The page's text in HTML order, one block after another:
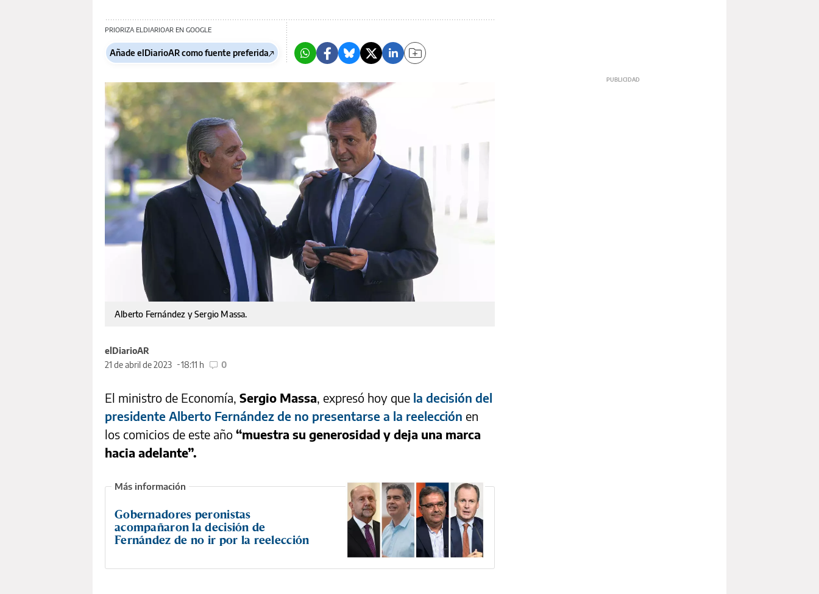
PRIORIZA ELDIARIOAR EN GOOGLE
Añade elDiarioAR como fuente preferida
Alberto Fernández y Sergio Massa.
elDiarioAR
21 de abril de 2023
18:11 h 0
El ministro de Economía, Sergio Massa, expresó hoy que la decisión del
presidente Alberto Fernández de no presentarse a la reelección en
los comicios de este año “muestra su generosidad y deja una marca
hacia adelante”.
Gobernadores peronistas
acompañaron la decisión de
Fernández de no ir por la reelección